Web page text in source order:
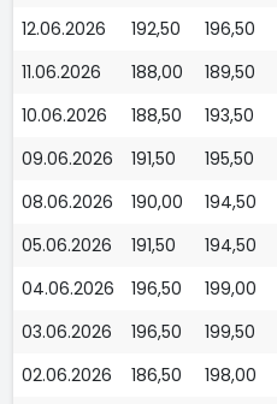
12.06.2026
192,50 196,50
11.06.2026
188,00 189,50
10.06.2026
188,50 193,50
09.06.2026
191,50 195,50
08.06.2026
190,00 194,50
05.06.2026
191,50 194,50
04.06.2026
196,50 199,00
03.06.2026
196,50 199,50
02.06.2026
186,50 198,00